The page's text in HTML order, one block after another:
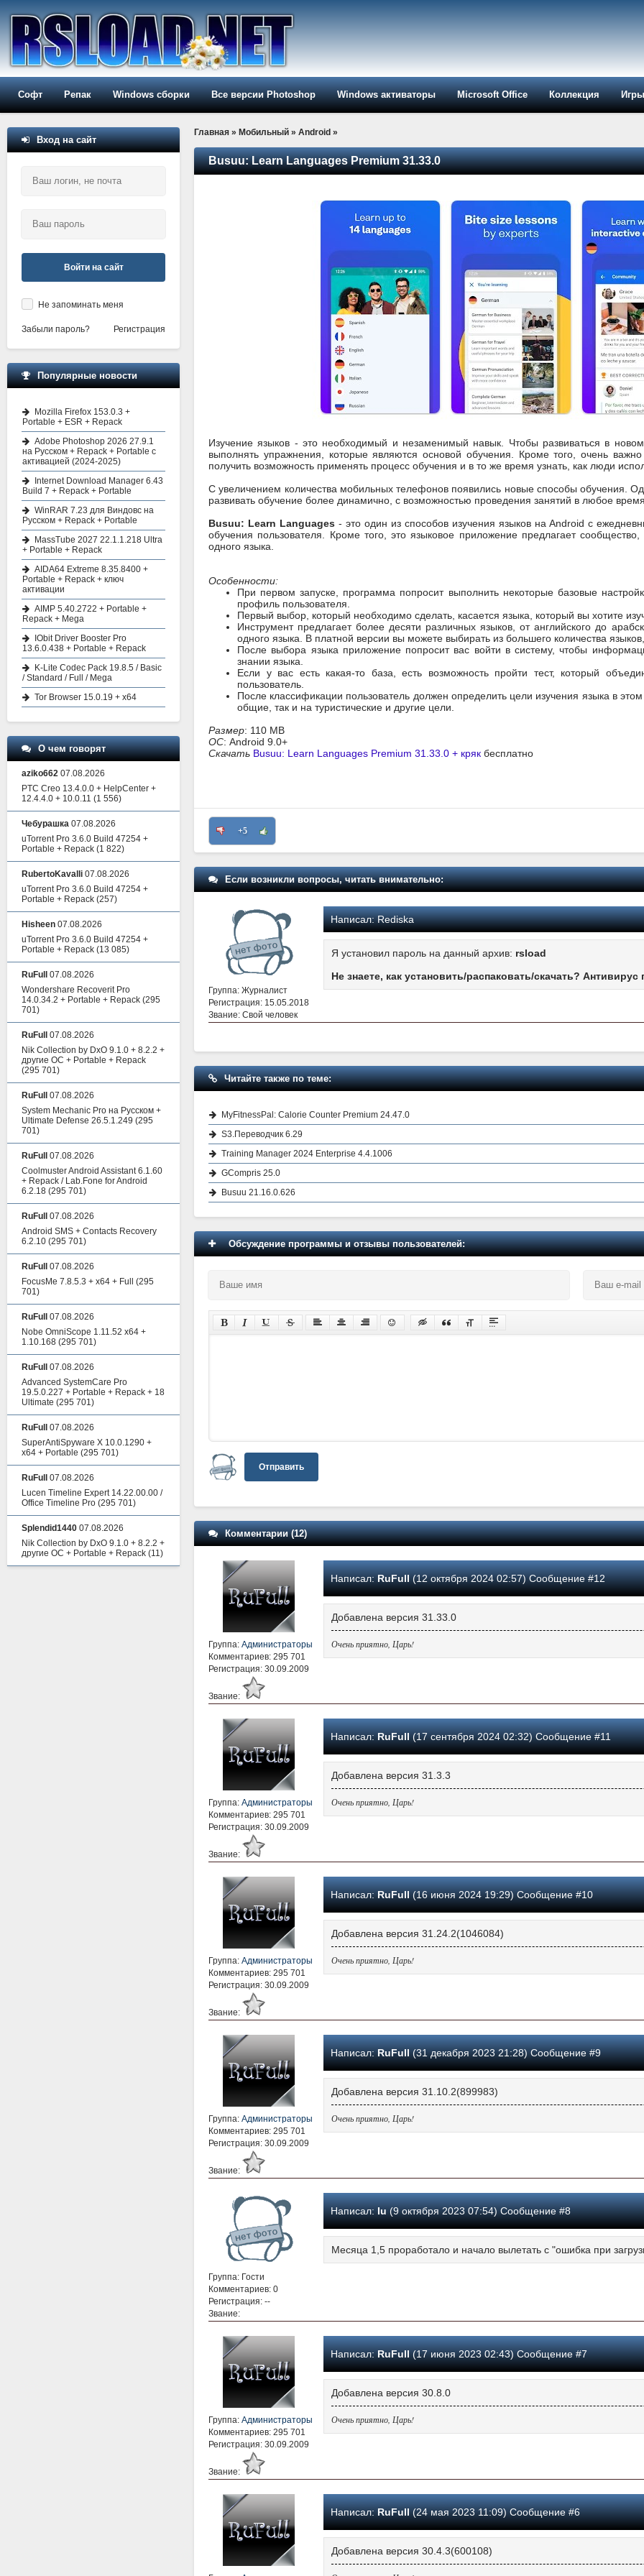
Софт Репак Windows сборки Все версии Photoshop Windows активаторы Microsoft Office Коллекция Игры
Главная » Мобильный » Android »
Busuu: Learn Languages Premium 31.33.0
Изучение языков - это необходимый и незаменимый навык. Чтобы развиваться в
выполнять упражнения, которые являются основой обучения. Кроме того, очень
получить возможность применять процесс обучения и в то же время узнать, как люди
С увеличением количества мобильных телефонов появились новые способы обучения.
развивать обучение более динамично, с возможностью проведения занятий в любое
Busuu: Learn Languages- это один из способов изучения языков на Android с
обучения пользователя. Кроме того, это языковое приложение предлагает
одного языка.
Особенности:
При первом запуске, программа попросит выполнить некоторые базовые
профиль пользователя.
Первый выбор, который необходимо сделать, касается языка, который вы хотите
Инструмент предлагает более десяти различных языков, от английского до
одного языка. В платной версии вы можете выбирать из большего количества
После выбора языка приложение попросит вас войти в систему, чтобы
знании языка.
Если у вас есть какая-то база, есть возможность пройти тест, который
пользователь.
После классификации пользователь должен определить цели изучения языка в
общие, так и на туристические и другие цели.
Размер: 110 MB
ОС: Android 9.0+
Скачать Busuu: Learn Languages Premium 31.33.0 + кряк бесплатно
+5
Если возникли вопросы, читать внимательно:
Группа: Журналист
Регистрация: 15.05.2018
Звание: Свой человек
Написал:Rediska
Я установил пароль на данный архив: rsload
Не знаете, как установить/распаковать/скачать?
Читайте также по теме:
MyFitnessPal: Calorie Counter Premium 24.47.0
S3.Переводчик 6.29
Training Manager 2024 Enterprise 4.4.1006
GCompris 25.0
Busuu 21.16.0.626
Обсуждение программы и отзывы пользователей:
Отправить
Комментарии (12)
Группа: Администраторы
Комментариев: 295 701
Регистрация: 30.09.2009
Звание:
Написал: RuFull(12 октября 2024 02:57) Сообщение #12
Добавлена версия 31.33.0
Очень приятно, Царь!
Группа: Администраторы
Комментариев: 295 701
Регистрация: 30.09.2009
Звание:
Написал: RuFull(17 сентября 2024 02:32) Сообщение #11
Добавлена версия 31.3.3
Очень приятно, Царь!
Группа: Администраторы
Комментариев: 295 701
Регистрация: 30.09.2009
Звание:
Написал: RuFull(16 июня 2024 19:29) Сообщение #10
Добавлена версия 31.24.2(1046084)
Очень приятно, Царь!
Группа: Администраторы
Комментариев: 295 701
Регистрация: 30.09.2009
Звание:
Написал: RuFull(31 декабря 2023 21:28) Сообщение #9
Добавлена версия 31.10.2(899983)
Очень приятно, Царь!
Группа: Гости
Комментариев: 0
Регистрация: --
Звание:
Написал: Iu(9 октября 2023 07:54) Сообщение #8
Месяца 1,5 проработало и начало вылетать с "ошибка при
Группа: Администраторы
Комментариев: 295 701
Регистрация: 30.09.2009
Звание:
Написал: RuFull(17 июня 2023 02:43) Сообщение #7
Добавлена версия 30.8.0
Очень приятно, Царь!
Написал: RuFull(24 мая 2023 11:09) Сообщение #6
Добавлена версия 30.4.3(600108)
Вход на сайт
Войти на сайт
Не запоминать меня
Забыли пароль? Регистрация
Популярные новости
Mozilla Firefox 153.0.3 +
Portable + ESR + Repack
Adobe Photoshop 2026 27.9.1
на Русском + Repack + Portable с
активацией (2024-2025)
Internet Download Manager 6.43
Build 7 + Repack + Portable
WinRAR 7.23 для Виндовс на
Русском + Repack + Portable
MassTube 2027 22.1.1.218 Ultra
+ Portable + Repack
AIDA64 Extreme 8.35.8400 +
Portable + Repack + ключ
активации
AIMP 5.40.2722 + Portable +
Repack + Mega
IObit Driver Booster Pro
13.6.0.438 + Portable + Repack
K-Lite Codec Pack 19.8.5 / Basic
/ Standard / Full / Mega
Tor Browser 15.0.19 + x64
О чем говорят
aziko662 07.08.2026
PTC Creo 13.4.0.0 + HelpCenter +
12.4.4.0 + 10.0.11 (1 556)
Чебурашка 07.08.2026
uTorrent Pro 3.6.0 Build 47254 +
Portable + Repack (1 822)
RubertoKavalli 07.08.2026
uTorrent Pro 3.6.0 Build 47254 +
Portable + Repack (257)
Hisheen 07.08.2026
uTorrent Pro 3.6.0 Build 47254 +
Portable + Repack (13 085)
RuFull
07.08.2026
Wondershare Recoverit Pro
14.0.34.2 + Portable + Repack (295
701)
RuFull
07.08.2026
Nik Collection by DxO 9.1.0 + 8.2.2 +
другие ОС + Portable + Repack
(295 701)
RuFull
07.08.2026
System Mechanic Pro на Русском +
Ultimate Defense 26.5.1.249 (295
701)
RuFull
07.08.2026
Coolmuster Android Assistant 6.1.60
+ Repack / Lab.Fone for Android
6.2.18 (295 701)
RuFull
07.08.2026
Android SMS + Contacts Recovery
6.2.10 (295 701)
RuFull
07.08.2026
FocusMe 7.8.5.3 + x64 + Full
(295
701)
RuFull
07.08.2026
Nobe OmniScope 1.11.52 x64 +
1.10.168 (295 701)
RuFull
07.08.2026
Advanced SystemCare Pro
19.5.0.227 + Portable + Repack + 18
Ultimate (295 701)
RuFull
07.08.2026
SuperAntiSpyware X 10.0.1290 +
x64 + Portable (295 701)
RuFull
07.08.2026
Lucen Timeline Expert 14.22.00.00 /
Office Timeline Pro (295 701)
Splendid1440 07.08.2026
Nik Collection by DxO 9.1.0 + 8.2.2 +
другие ОС + Portable + Repack (11)